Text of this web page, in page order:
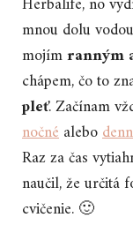
mnou dolu
mojímranným
chápem, čo to
pleť. Začínam
nočnéalebo
Raz za čas
naučil, že určitá
cvičenie. 🙂